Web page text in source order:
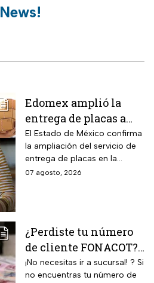
News!
Edomex amplió la
entrega de placas a
domicilio a todo el
estado: los tres pasos
para reemplacar en
línea antes del 31 de
El Estado de México confirma
la ampliación del servicio de
entrega de placas en la
puerta del domicilio,
deben completar el cambio.
07 agosto, 2026
¿Perdiste tu número
de cliente FONACOT?
Así puedes
recuperarlo y
¡No necesitas ir a sucursal! ? Si
no encuentras tu número de